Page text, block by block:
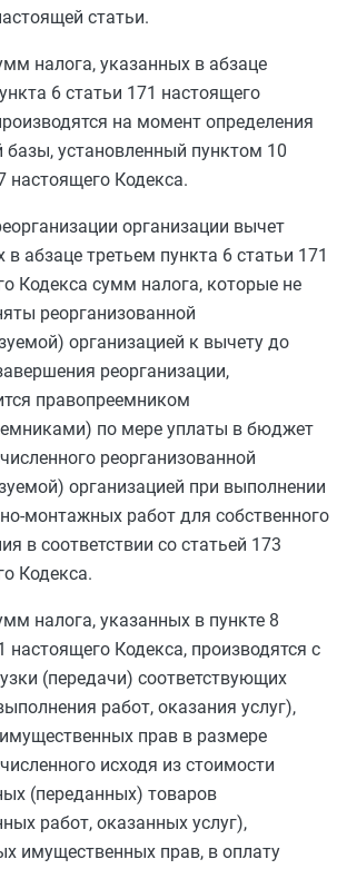
статьи.
налога, указанных в абзаце
6 статьи 171 настоящего
на момент определения
базы, установленный пунктом 10
настоящего Кодекса.
организации вычет
в абзаце третьем пункта 6 статьи 171
Кодекса сумм налога, которые не
реорганизованной
организацией к вычету до
реорганизации,
правопреемником
по мере уплаты в бюджет
реорганизованной
организацией при выполнении
монтажных работ для собственного
в соответствии со статьей 173
Кодекса.
налога, указанных в пункте 8
настоящего Кодекса, производятся с
(передачи) соответствующих
работ, оказания услуг),
прав в размере
исходя из стоимости
(переданных) товаров
работ, оказанных услуг),
имущественных прав, в оплату